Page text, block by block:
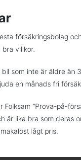
försäkringsbolag
villkor.
bil som inte är äldre än
en månads fri
Folksam “Prova-på-
är lika bra som deras
lågt pris.